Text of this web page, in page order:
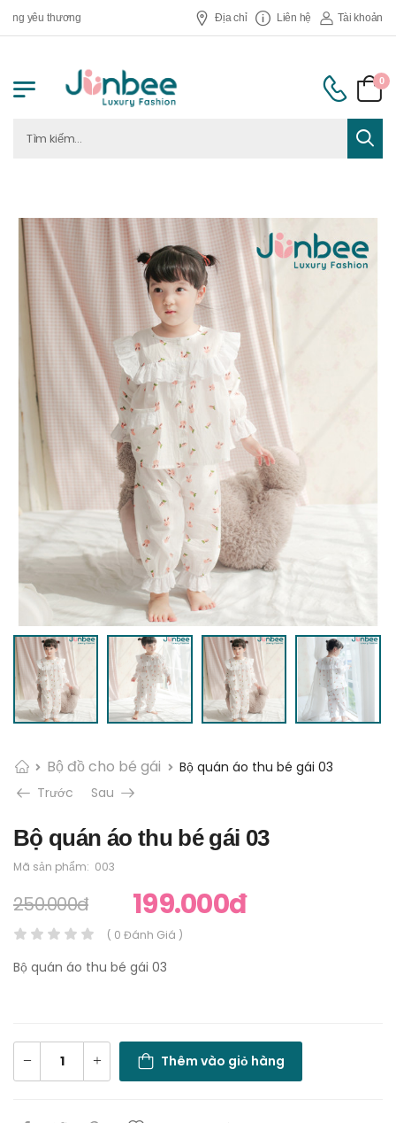
yêu thương Địa chỉ Liên hệ Tài khoản
0
Bộ đồ cho bé gái
Bộ quán áo thu bé gái 03
Trước
Sau
Bộ quán áo thu bé gái 03
Mã sản phẩm: 003
250.000đ 199.000đ
( 0 Đánh Giá )
Bộ quán áo thu bé gái 03
Thêm vào giỏ hàng